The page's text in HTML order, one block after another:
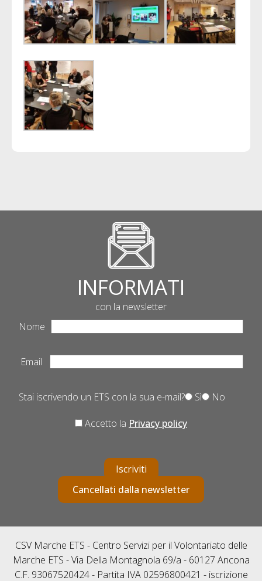
INFORMATI
con la newsletter
Nome
Email
Stai iscrivendo un ETS con la sua e-mail? Sì No
Accetto la Privacy policy
Iscriviti
Cancellati dalla newsletter
CSV Marche ETS - Centro Servizi per il Volontariato delle
Marche ETS - Via Della Montagnola 69/a - 60127 Ancona
C.F. 93067520424 - Partita IVA 02596800421 - iscrizione